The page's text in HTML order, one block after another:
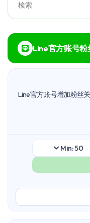
Line官方账号粉
Line官方账号增加粉丝
Min: 50